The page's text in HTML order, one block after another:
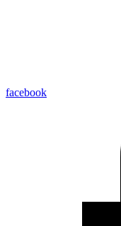
facebook